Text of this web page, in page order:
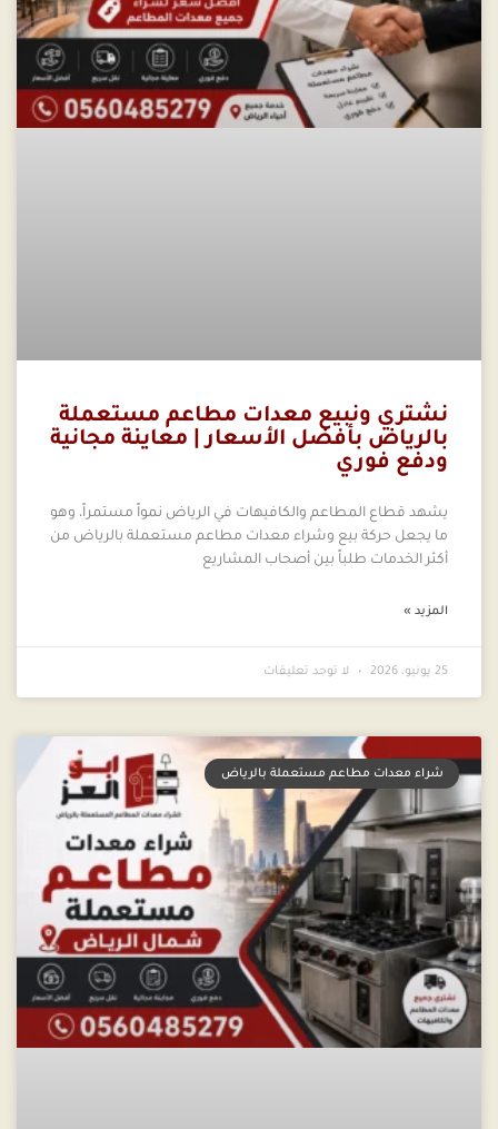
نشتري ونبيع معدات مطاعم مستعملة
بالرياض بأفضل الأسعار | معاينة مجانية
ودفع فوري
يشهد قطاع المطاعم والكافيهات في الرياض نمواً مستمراً، وهو
ما يجعل حركة بيع وشراء معدات مطاعم مستعملة بالرياض من
أكثر الخدمات طلباً بين أصحاب المشاريع
المزيد »
25 يونيو، 2026 لا توجد تعليقات
شراء معدات مطاعم مستعملة بالرياض